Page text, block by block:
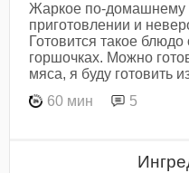
Жаркое по-домашнему
приготовлении и
Готовится такое
горшочках. Можно
мяса, я буду готовить
60 мин
5